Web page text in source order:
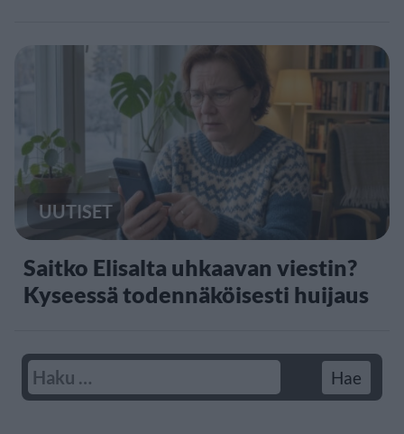
UUTISET
Saitko Elisalta uhkaavan viestin?
Kyseessä todennäköisesti huijaus